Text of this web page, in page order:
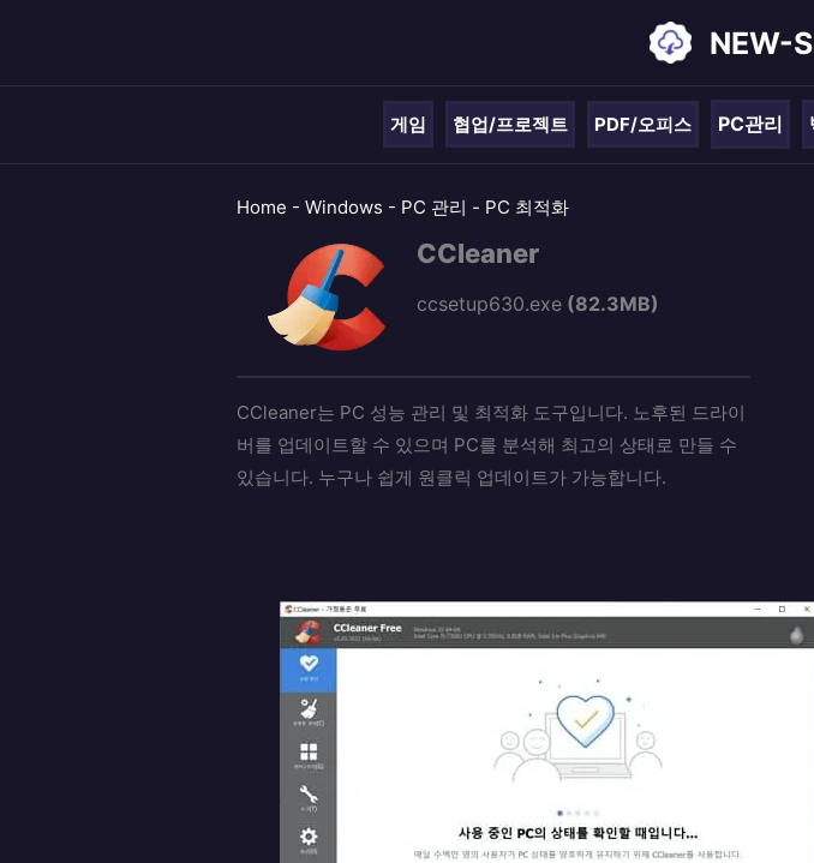
NEW-
게임 협업/프로젝트 PDF/오피스 PC관리
Home - Windows - PC 관리 - PC 최적화
CCleaner
ccsetup630.exe (82.3MB)
CCleaner는 PC 성능 관리 및 최적화 도구입니다. 노후된 드라이
버를 업데이트할 수 있으며 PC를 분석해 최고의 상태로 만들 수
있습니다. 누구나 쉽게 원클릭 업데이트가 가능합니다.